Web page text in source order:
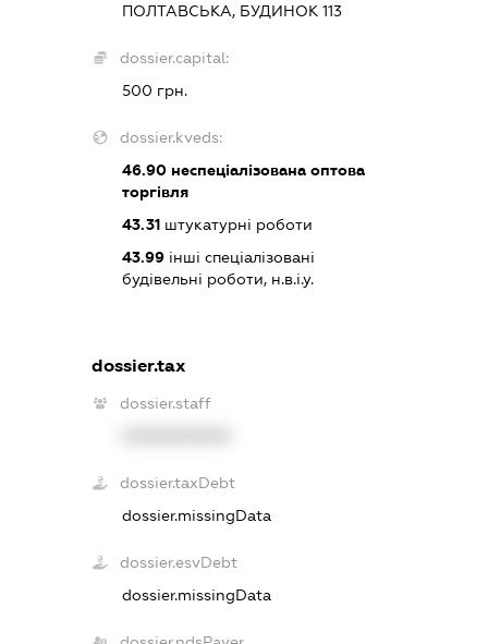
ПОЛТАВСЬКА, БУДИНОК 113
dossier.capital:
500 грн.
dossier.kveds:
46.90 неспеціалізована оптова
торгівля
43.31 штукатурні роботи
43.99 інші спеціалізовані
будівельні роботи, н.в.і.у.
dossier.tax
dossier.staff
dossier.taxDebt
dossier.missingData
dossier.esvDebt
dossier.missingData